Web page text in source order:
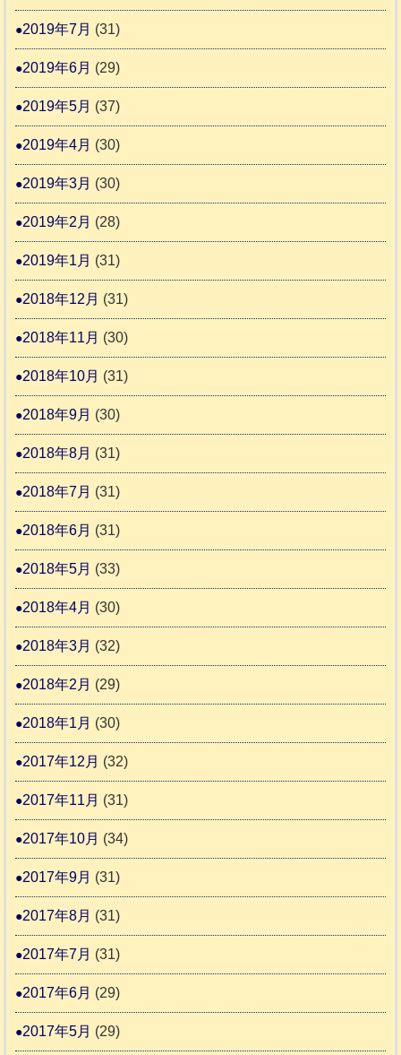
2019年7月 (31)
2019年6月 (29)
2019年5月 (37)
2019年4月 (30)
2019年3月 (30)
2019年2月 (28)
2019年1月 (31)
2018年12月 (31)
2018年11月 (30)
2018年10月 (31)
2018年9月 (30)
2018年8月 (31)
2018年7月 (31)
2018年6月 (31)
2018年5月 (33)
2018年4月 (30)
2018年3月 (32)
2018年2月 (29)
2018年1月 (30)
2017年12月 (32)
2017年11月 (31)
2017年10月 (34)
2017年9月 (31)
2017年8月 (31)
2017年7月 (31)
2017年6月 (29)
2017年5月 (29)